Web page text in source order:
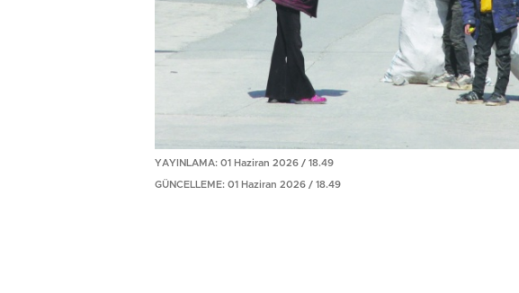
YAYINLAMA: 01 Haziran 2026 / 18.49
GÜNCELLEME: 01 Haziran 2026 / 18.49